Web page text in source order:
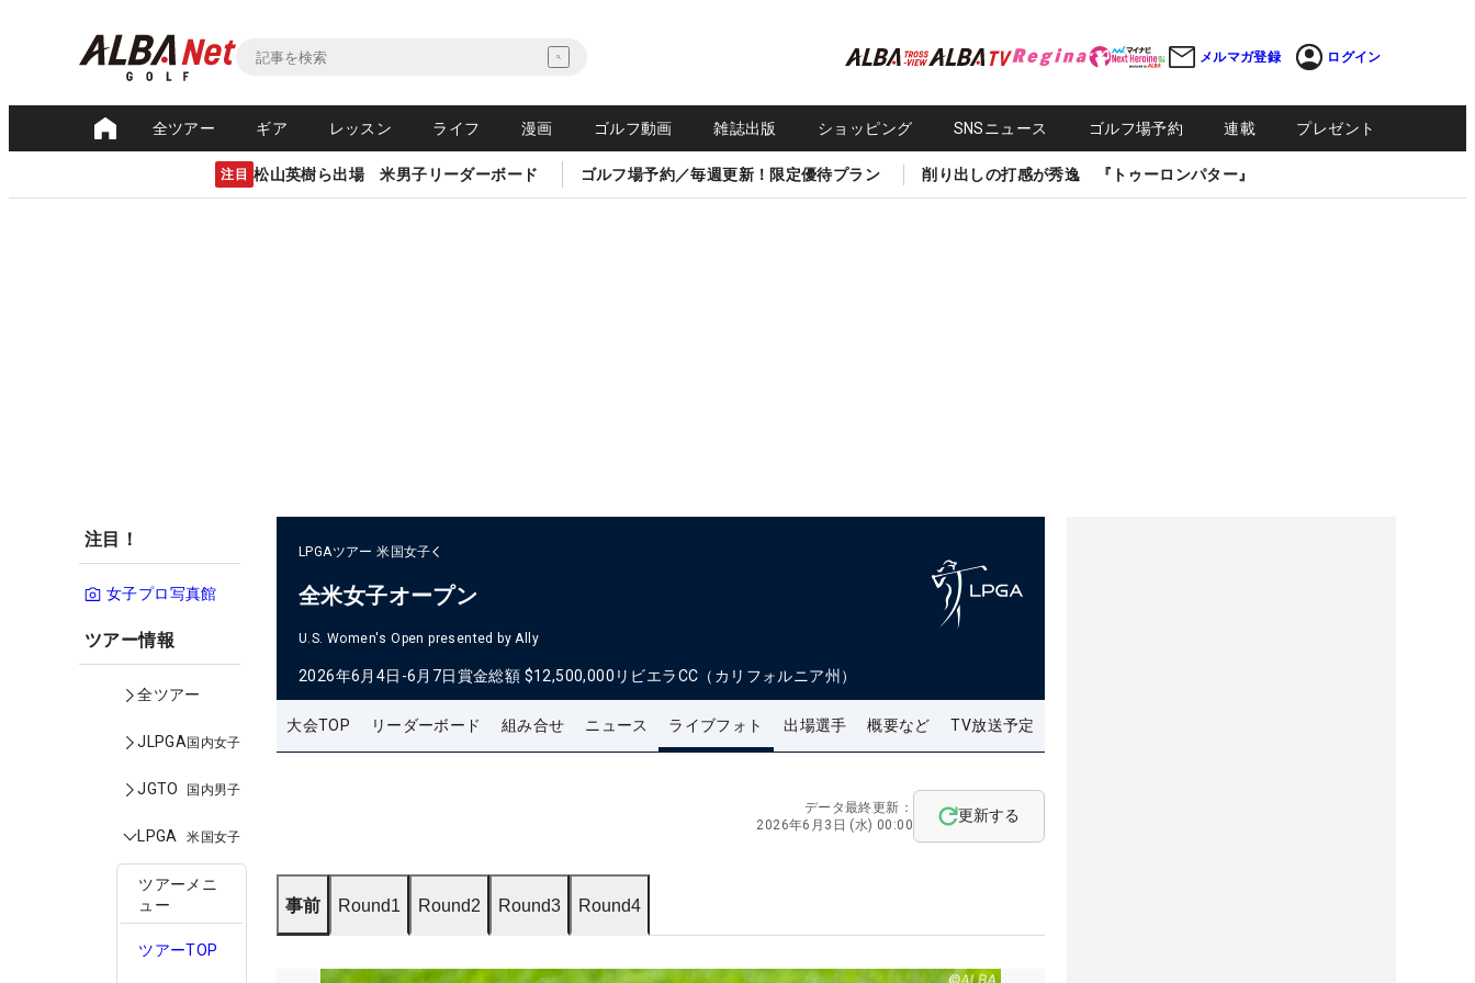
メルマガ登録 ログイン
全ツアー ギア レッスン ライフ 漫画 ゴルフ動画 雑誌出版 ショッピング SNSニュース ゴルフ場予約 連載 プレゼント
注目 松山英樹ら出場 米男子リーダーボード ゴルフ場予約／毎週更新！限定優待プラン 削り出しの打感が秀逸 『トゥーロンパター』
注目！
女子プロ写真館
ツアー情報
全ツアー
JLPGA国内女子
JGTO 国内男子
LPGA 米国女子
ツアーメニ
ュー
ツアーTOP
LPGAツアー 米国女子
全米女子オープン
U.S. Women's Open presented by Ally
2026年6月4日-6月7日賞金総額 $12,500,000 リビエラCC（カリフォルニア州）
大会TOP リーダーボード 組み合せ ニュース ライブフォト 出場選手 概要など TV放送予定
データ最終更新：
2026年6月3日 (水) 00:00
更新する
事前 Round1 Round2 Round3 Round4